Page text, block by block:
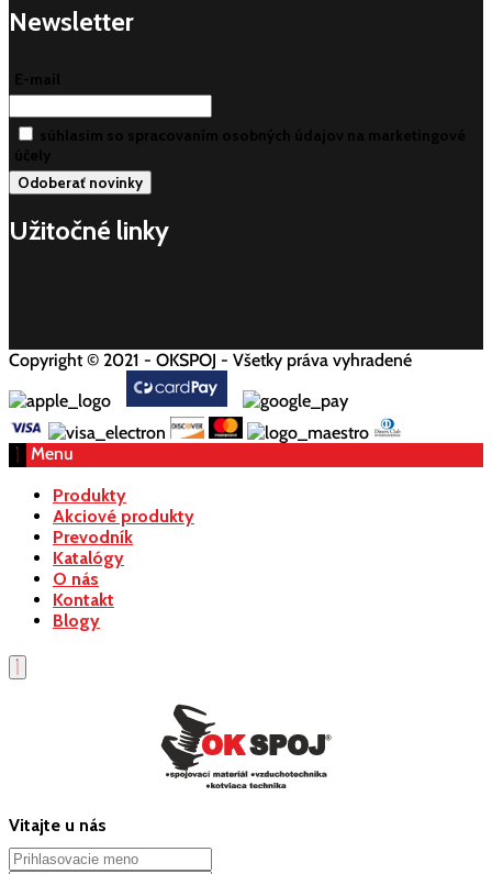
Newsletter
E-mail
súhlasim so spracovaním osobných údajov na marketingové
účely
Užitočné linky
Copyright © 2021 - OKSPOJ - Všetky práva vyhradené
Menu
Produkty
Akciové produkty
Prevodník
Katalógy
O nás
Kontakt
Blogy
Vitajte u nás